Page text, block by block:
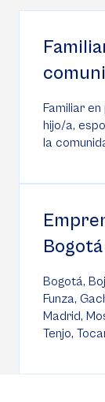
Familiar
hijo/a,
la
Bogotá,
Funza,
Madrid,
Tenjo,